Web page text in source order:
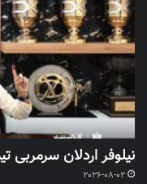
نیلوفر اردلان سرمربی
2026-08-02